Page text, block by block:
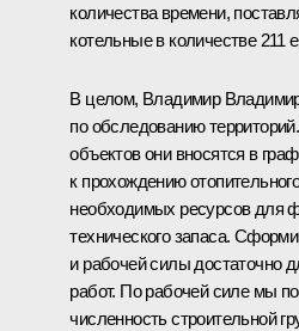
количества времени,
котельные в количестве 211
В целом, Владимир
по обследованию
объектов они вносятся в
к прохождению
необходимых ресурсов для
технического запаса.
и рабочей силы достаточно
работ. По рабочей силе мы
численность строительной